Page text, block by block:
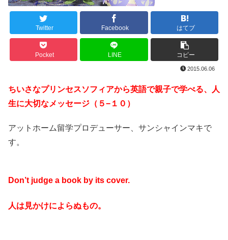
Twitter Facebook はてブ
Pocket LINE コピー
2015.06.06
ちいさなプリンセスソフィアから英語で親子で学べる、人
生に大切なメッセージ（５−１０）
アットホーム留学プロデューサー、サンシャインマキで
す。
Don’t judge a book by its cover.
人は見かけによらぬもの。